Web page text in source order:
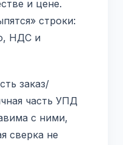
и цене.
строки:
НДС и
заказ/
часть УПД
с ними,
сверка не